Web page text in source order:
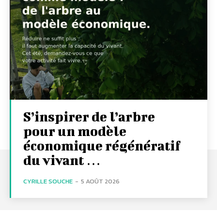
S’inspirer de l’arbre
pour un modèle
économique régénératif
du vivant …
CYRILLE SOUCHE - 5 AOÛT 2026